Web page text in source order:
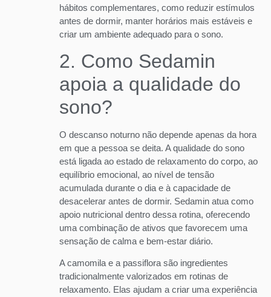
hábitos complementares, como reduzir estímulos
antes de dormir, manter horários mais estáveis e
criar um ambiente adequado para o sono.
2. Como Sedamin
apoia a qualidade do
sono?
O descanso noturno não depende apenas da hora
em que a pessoa se deita. A qualidade do sono
está ligada ao estado de relaxamento do corpo, ao
equilíbrio emocional, ao nível de tensão
acumulada durante o dia e à capacidade de
desacelerar antes de dormir. Sedamin atua como
apoio nutricional dentro dessa rotina, oferecendo
uma combinação de ativos que favorecem uma
sensação de calma e bem-estar diário.
A camomila e a passiflora são ingredientes
tradicionalmente valorizados em rotinas de
relaxamento. Elas ajudam a criar uma experiência